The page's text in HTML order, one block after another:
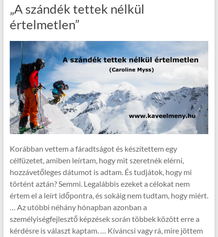
„A szándék tettek nélkül
értelmetlen”
Korábban vettem a fáradtságot és készítettem egy
célfüzetet, amiben leírtam, hogy mit szeretnék elérni,
hozzávetőleges dátumot is adtam. És tudjátok, hogy mi
történt aztán? Semmi. Legalábbis ezeket a célokat nem
értem el a leírt időpontra, és sokáig nem tudtam, hogy miért.
… Az utóbbi néhány hónapban azonban a
személyiségfejlesztő képzések során többek között erre a
kérdésre is választ kaptam. … Kíváncsi vagy rá, mire jöttem